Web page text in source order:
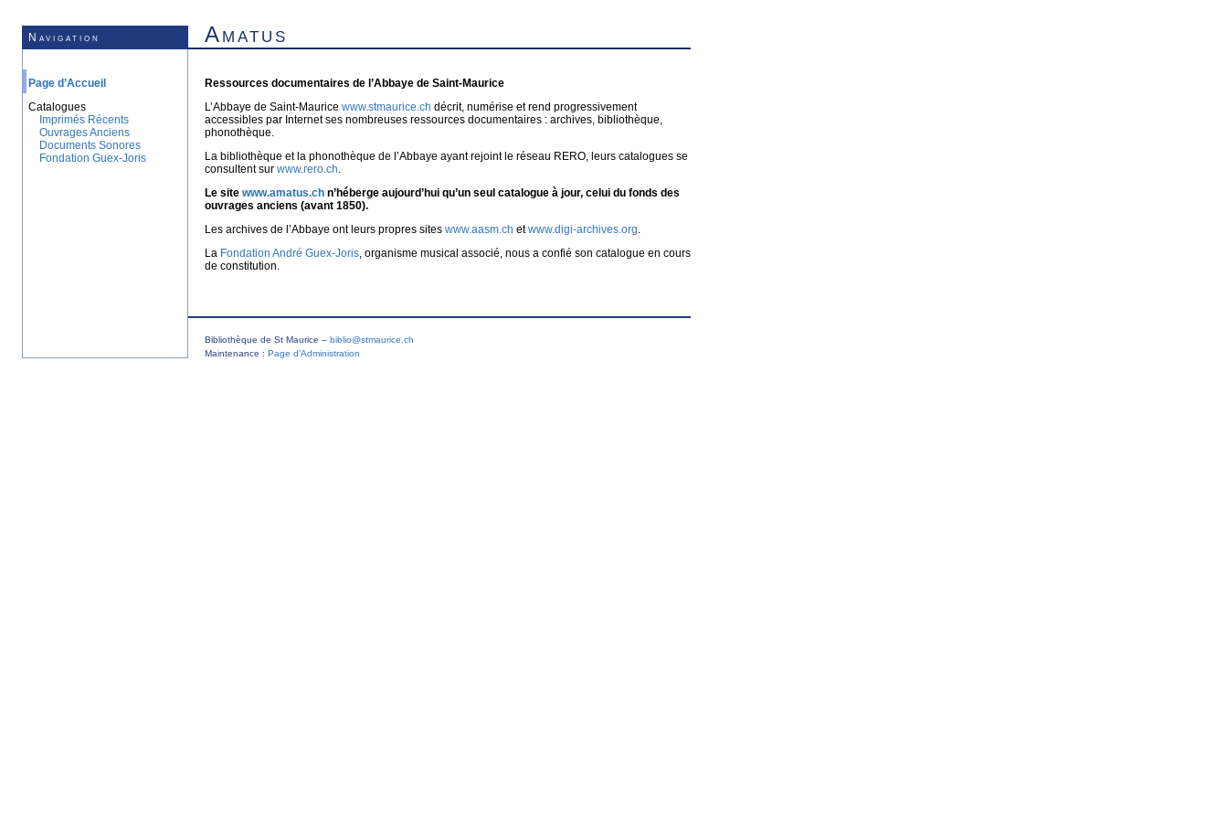
Navigation Amatus
Page d’Accueil
Catalogues
Imprimés Récents
Ouvrages Anciens
Documents Sonores
Fondation Guex-Joris
Ressources documentaires de l’Abbaye de Saint-Maurice
L’Abbaye de Saint-Maurice www.stmaurice.ch décrit, numérise et rend progressivement
accessibles par Internet ses nombreuses ressources documentaires : archives, bibliothèque,
phonothèque.
La bibliothèque et la phonothèque de l’Abbaye ayant rejoint le réseau RERO, leurs catalogues se
consultent sur www.rero.ch.
Le site www.amatus.ch n’héberge aujourd’hui qu’un seul catalogue à jour, celui du fonds des
ouvrages anciens (avant 1850).
Les archives de l’Abbaye ont leurs propres sites www.aasm.ch etwww.digi-archives.org.
La Fondation André Guex-Joris, organisme musical associé, nous a confié son catalogue en cours
de constitution.
Bibliothèque de St Maurice – biblio@stmaurice.ch
Maintenance : Page d’Administration